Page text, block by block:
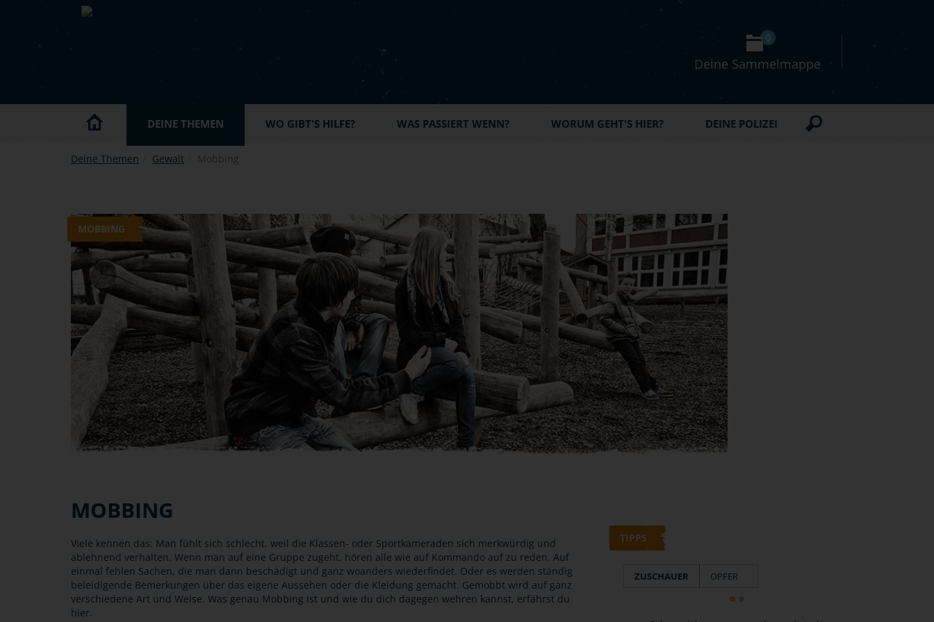
Skip to main content
Deine Sammelmappe
0
DEINE THEMEN WO GIBT'S HILFE? WAS PASSIERT WENN? WORUM GEHT'S HIER? DEINE POLIZEI
Deine Themen Gewalt Mobbing
MOBBING
MOBBING
Viele kennen das: Man fühlt sich schlecht, weil die Klassen- oder Sportkameraden sich merkwürdig und
ablehnend verhalten. Wenn man auf eine Gruppe zugeht, hören alle wie auf Kommando auf zu reden. Auf
einmal fehlen Sachen, die man dann beschädigt und ganz woanders wiederfindet. Oder es werden ständig
beleidigende Bemerkungen über das eigene Aussehen oder die Kleidung gemacht. Gemobbt wird auf ganz
verschiedene Art und Weise. Was genau Mobbing ist und wie du dich dagegen wehren kannst, erfährst du
hier.
TIPPS
ZUSCHAUER OPFER